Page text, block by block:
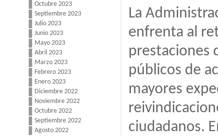
Octubre 2023
Septiembre 2023
Julio 2023
Junio 2023
Mayo 2023
Abril 2023
Marzo 2023
Febrero 2023
Enero 2023
Diciembre 2022
Noviembre 2022
Octubre 2022
Septiembre 2022
Agosto 2022
La
enfrenta al
prestaciones
públicos de
mayores
ciudadanos.